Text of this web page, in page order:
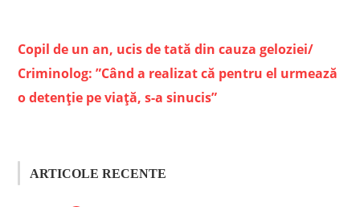
Copil de un an, ucis de tată din cauza geloziei/
Criminolog: ”Când a realizat că pentru el urmează
o detenție pe viață, s-a sinucis”
ARTICOLE RECENTE